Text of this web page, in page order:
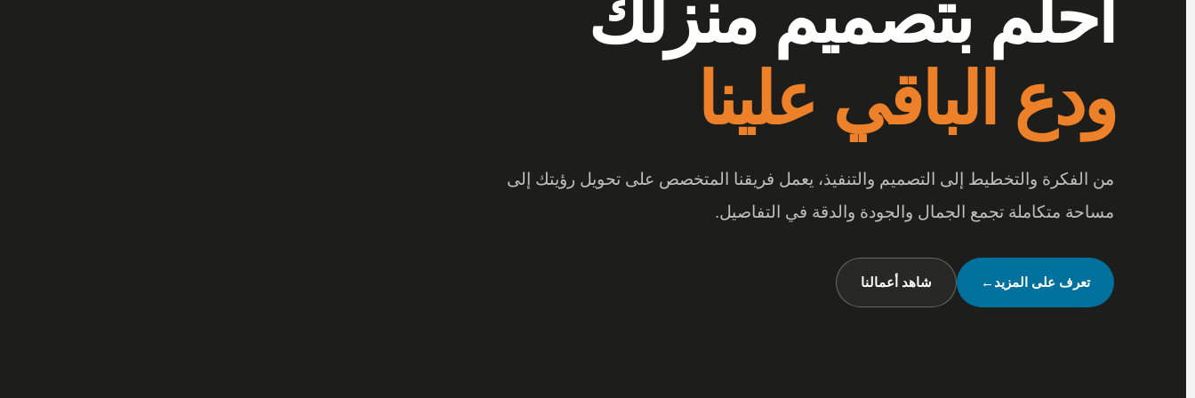
أرقى المفروشات
بتفاصيل تصنع الفرق
عندما تجتمع أرقى المفروشات مع جودة الخامات والتصميم المبتكر، تتحول المساحة إلى تجربة
متكاملة تعكس شخصيتك وأسلوب حياتك.
شاهد تصميماتنا← تواصل معنا